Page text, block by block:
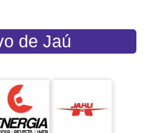
de Jaú